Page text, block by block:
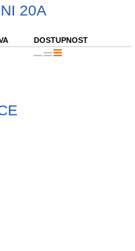
20A
DOSTUPNOST